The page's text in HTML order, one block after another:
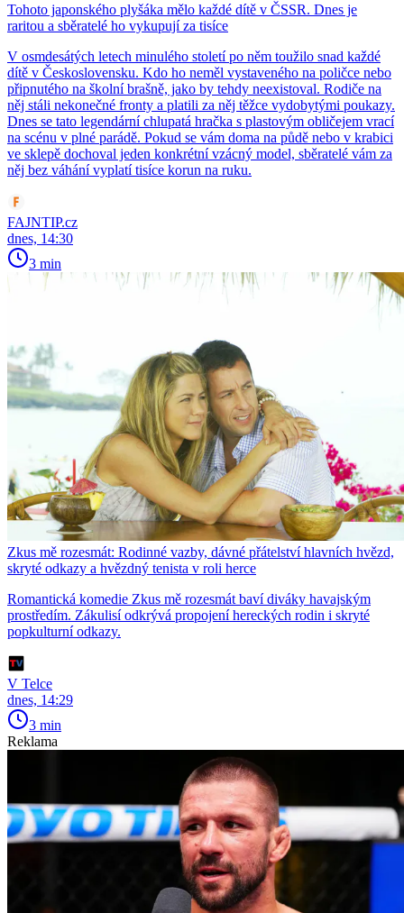
Tohoto japonského plyšáka mělo každé dítě v ČSSR. Dnes je
raritou a sběratelé ho vykupují za tisíce
V osmdesátých letech minulého století po něm toužilo snad každé
dítě v Československu. Kdo ho neměl vystaveného na poličce nebo
připnutého na školní brašně, jako by tehdy neexistoval. Rodiče na
něj stáli nekonečné fronty a platili za něj těžce vydobytými poukazy.
Dnes se tato legendární chlupatá hračka s plastovým obličejem vrací
na scénu v plné parádě. Pokud se vám doma na půdě nebo v krabici
ve sklepě dochoval jeden konkrétní vzácný model, sběratelé vám za
něj bez váhání vyplatí tisíce korun na ruku.
FAJNTIP.cz
dnes, 14:30
3 min
Zkus mě rozesmát: Rodinné vazby, dávné přátelství hlavních hvězd,
skryté odkazy a hvězdný tenista v roli herce
Romantická komedie Zkus mě rozesmát baví diváky havajským
prostředím. Zákulisí odkrývá propojení hereckých rodin i skryté
popkulturní odkazy.
V Telce
dnes, 14:29
3 min
Reklama